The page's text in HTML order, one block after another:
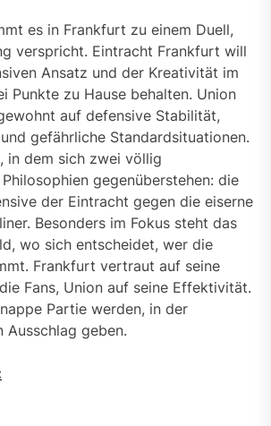
es in Frankfurt zu einem Duell,
verspricht. Eintracht Frankfurt will
Ansatz und der Kreativität im
Punkte zu Hause behalten. Union
auf defensive Stabilität,
gefährliche Standardsituationen.
in dem sich zwei völlig
gegenüberstehen: die
der Eintracht gegen die eiserne
Besonders im Fokus steht das
wo sich entscheidet, wer die
Frankfurt vertraut auf seine
Fans, Union auf seine Effektivität.
Partie werden, in der
Ausschlag geben.